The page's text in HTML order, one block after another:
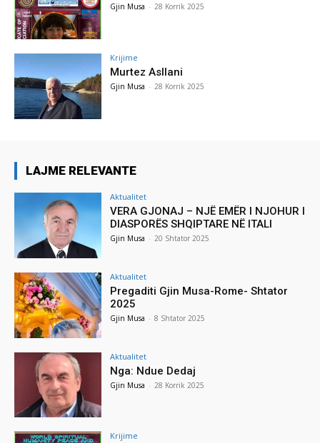
Gjin Musa - 28 Korrik 2025
Krijime
Murtez Asllani
Gjin Musa - 28 Korrik 2025
LAJME RELEVANTE
Aktualitet
VERA GJONAJ – NJË EMËR I NJOHUR I
DIASPORËS SHQIPTARE NË ITALI
Gjin Musa - 20 Shtator 2025
Aktualitet
Pregaditi Gjin Musa-Rome- Shtator
2025
Gjin Musa - 8 Shtator 2025
Aktualitet
Nga: Ndue Dedaj
Gjin Musa - 28 Korrik 2025
Krijime